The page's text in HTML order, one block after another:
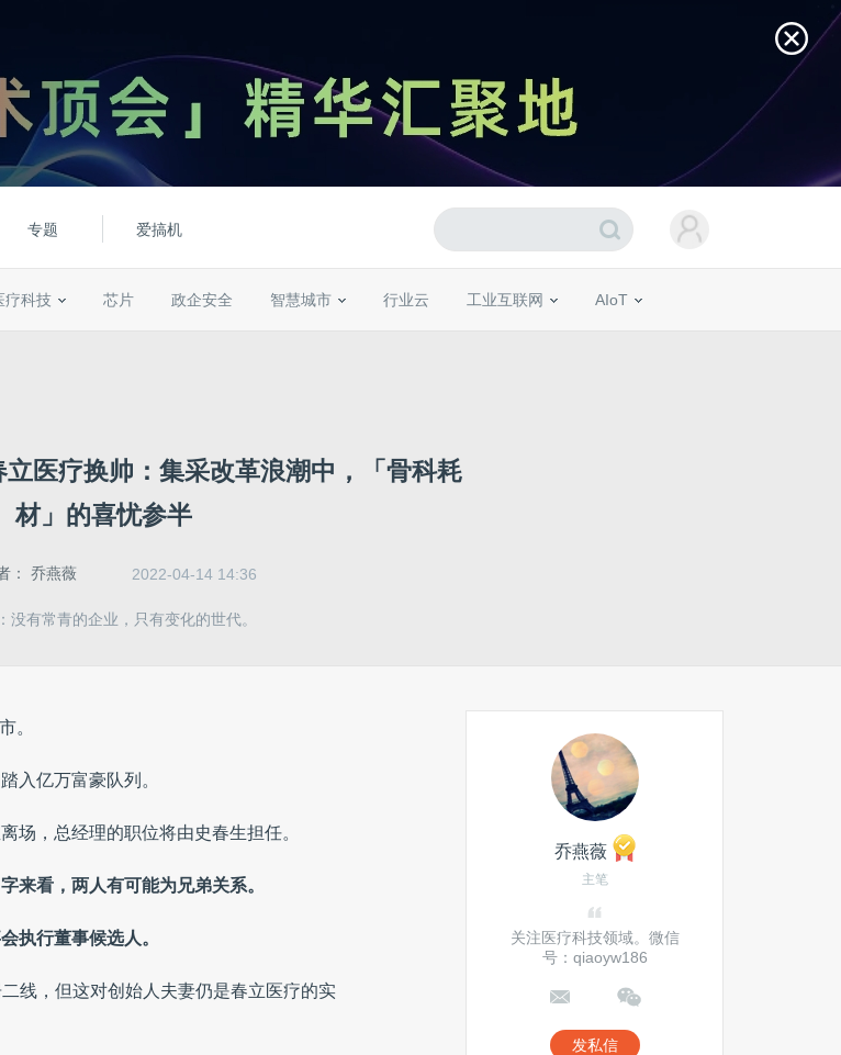
专题 爱搞机
疗科技 芯片 政企安全 智慧城市 行业云 工业互联网 AIoT
立医疗换帅：集采改革浪潮中，「骨科耗
材」的喜忧参半
： 乔燕薇 2022-04-14 14:36
没有常青的企业，只有变化的世代。
。
入亿万富豪队列。
场，总经理的职位将由史春生担任。
来看，两人有可能为兄弟关系。
执行董事候选人。
线，但这对创始人夫妻仍是春立医疗的实
乔燕薇
主笔
关注医疗科技领域。微信
号：qiaoyw186
发私信